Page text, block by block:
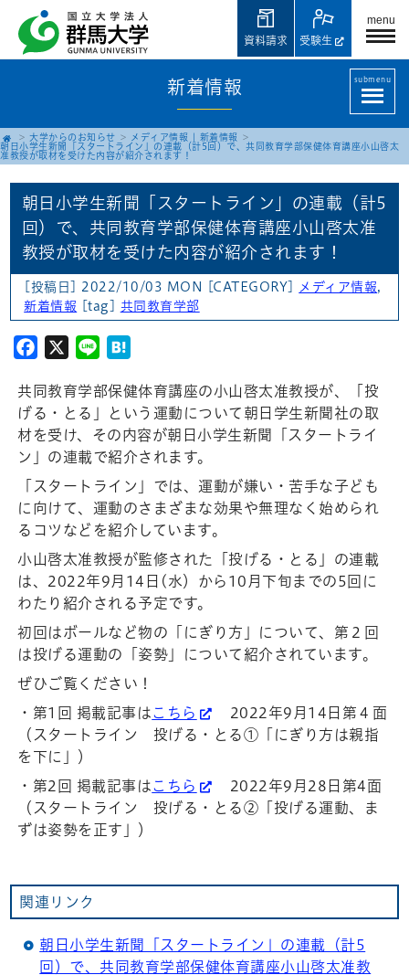
menu
受験生
資料請求
新着情報 submenu
大学からのお知らせ メディア情報
新着情報
朝日小学生新聞「スタートライン」の連載（計5回）で、共同教育学部保健体育講座小山啓太
准教授が取材を受けた内容が紹介されます！
朝日小学生新聞「スタートライン」の連載（計5
回）で、共同教育学部保健体育講座小山啓太准
教授が取材を受けた内容が紹介されます！
[投稿日] 2022/10/03 MON [CATEGORY] メディア情報,
新着情報 [tag] 共同教育学部
Facebook
X Line
共同教育学部保健体育講座の小山啓太准教授が、「投
げる・とる」という運動について朝日学生新聞社の取
材を受け、その内容が朝日小学生新聞「スタートライ
ン」の連載で紹介されます。
「スタートライン」では、運動が嫌い・苦手な子ども
に向けて、運動のさまざまな効果や無理なく始められ
るコツなどを紹介しています。
小山啓太准教授が監修された「投げる・とる」の連載
は、2022年9月14日(水）から10月下旬までの5回に
わたり紹介される予定です。
初回はボールなど物の「にぎり方」について、第２回
は投げる運動の「姿勢」について紹介されています。
ぜひご覧ください！
・第1回 掲載記事はこちら
2022年9月14日第４面
（スタートライン 投げる・とる①「にぎり方は親指
を下に」）
・第2回 掲載記事はこちら
2022年9月28日第4面
（スタートライン 投げる・とる②「投げる運動、ま
ずは姿勢を正す」）
関連リンク
朝日小学生新聞「スタートライン」の連載（計5
回）で、共同教育学部保健体育講座小山啓太准教